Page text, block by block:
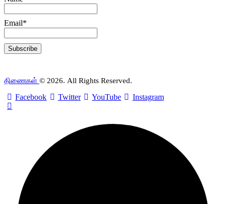
Email*
திணைகள் © 2026. All Rights Reserved.
Facebook Twitter YouTube Instagram